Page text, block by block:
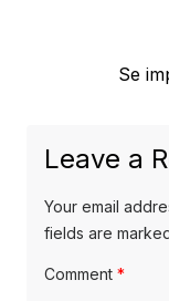
Next
Se
Leave a
Your email
fields are
Comment *